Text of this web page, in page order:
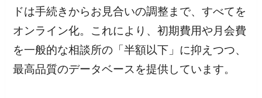
ドは手続きからお見合いの調整まで、すべてを
オンライン化。これにより、初期費用や月会費
を一般的な相談所の「半額以下」に抑えつつ、
最高品質のデータベースを提供しています。